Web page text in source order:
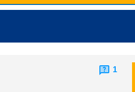
co najmniej 3
Flybridge
1